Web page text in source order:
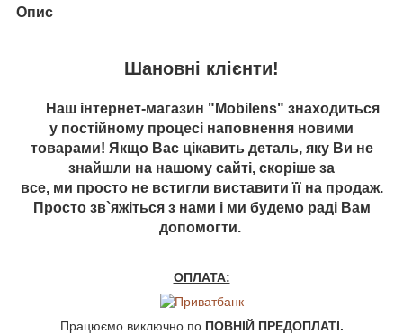
Опис
Шановні клієнти!
Наш інтернет-магазин "Mobilens" знаходиться
у постійному процесі наповнення новими
товарами! Якщо Вас цікавить деталь, яку Ви не
знайшли на нашому сайті, скоріше за
все, ми просто не встигли виставити її на продаж.
Просто зв`яжіться з нами і ми будемо раді Вам
допомогти.
ОПЛАТА:
Працюємо виключно по ПОВНІЙ ПРЕДОПЛАТІ.